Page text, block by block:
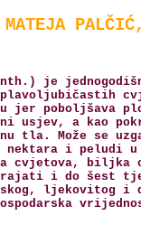
MATEJA
je
poboljšava
a kao
tla. Može se
nektara i
cvjetova, biljka
trajati i do šest
ljekovitog
gospodarska